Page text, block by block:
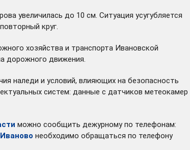
увеличилась до 10 см. Ситуация усугубляется
круг.
хозяйства и транспорта Ивановской
дорожного движения.
наледи и условий, влияющих на безопасность
систем: данные с датчиков метеокамер
можно сообщить дежурному по телефонам:
необходимо обращаться по телефону